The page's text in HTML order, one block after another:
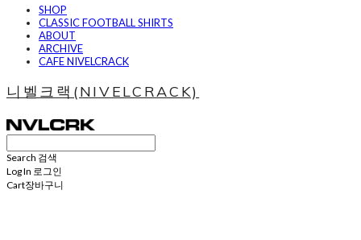
SHOP
CLASSIC FOOTBALL SHIRTS
ABOUT
ARCHIVE
CAFE NIVELCRACK
니벨크랙(NIVELCRACK)
Search 검색
Log In 로그인
Cart장바구니